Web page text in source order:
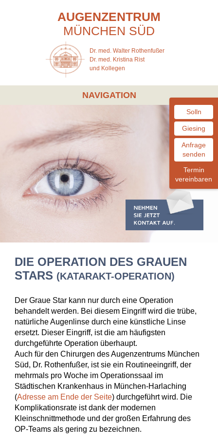
AUGENZENTRUM
MÜNCHEN SÜD
Dr. med. Walter Rothenfußer
Dr. med. Kristina Rist
und Kollegen
NAVIGATION
Solln
Giesing
Anfrage
senden
Termin
vereinbaren
DIE OPERATION DES GRAUEN
STARS (KATARAKT-OPERATION)
Der Graue Star kann nur durch eine Operation
behandelt werden. Bei diesem Eingriff wird die trübe,
natürliche Augenlinse durch eine künstliche Linse
ersetzt. Dieser Eingriff, ist die am häufigsten
durchgeführte Operation überhaupt.
Auch für den Chirurgen des Augenzentrums München
Süd, Dr. Rothenfußer, ist sie ein Routineeingriff, der
mehrmals pro Woche im Operationssaal im
Städtischen Krankenhaus in München-Harlaching
(Adresse am Ende der Seite) durchgeführt wird. Die
Komplikationsrate ist dank der modernen
Kleinschnittmethode und der großen Erfahrung des
OP-Teams als gering zu bezeichnen.